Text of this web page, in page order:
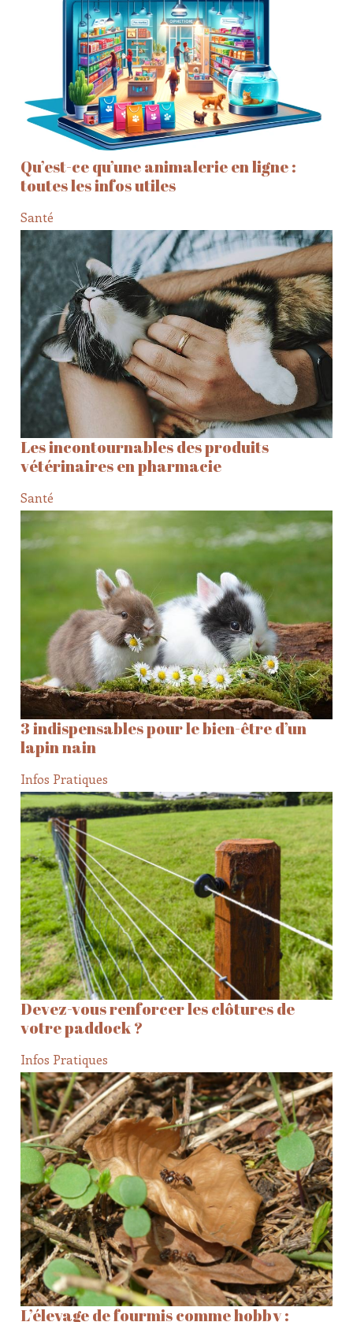
Qu’est-ce qu’une animalerie en ligne :
toutes les infos utiles
Santé
Les incontournables des produits
vétérinaires en pharmacie
Santé
3 indispensables pour le bien-être d’un
lapin nain
Infos Pratiques
Devez-vous renforcer les clôtures de
votre paddock ?
Infos Pratiques
L’élevage de fourmis comme hobby :